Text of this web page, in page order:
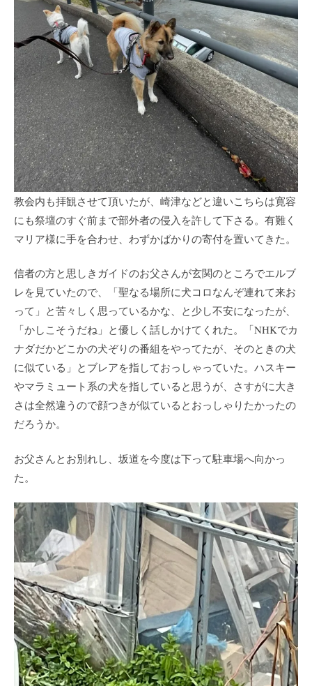
教会内も拝観させて頂いたが、崎津などと違いこちらは寛容
にも祭壇のすぐ前まで部外者の侵入を許して下さる。有難く
マリア様に手を合わせ、わずかばかりの寄付を置いてきた。
信者の方と思しきガイドのお父さんが玄関のところでエルブ
レを見ていたので、「聖なる場所に犬コロなんぞ連れて来お
って」と苦々しく思っているかな、と少し不安になったが、
「かしこそうだね」と優しく話しかけてくれた。「NHKでカ
ナダだかどこかの犬ぞりの番組をやってたが、そのときの犬
に似ている」とブレアを指しておっしゃっていた。ハスキー
やマラミュート系の犬を指していると思うが、さすがに大き
さは全然違うので顔つきが似ているとおっしゃりたかったの
だろうか。
お父さんとお別れし、坂道を今度は下って駐車場へ向かっ
た。